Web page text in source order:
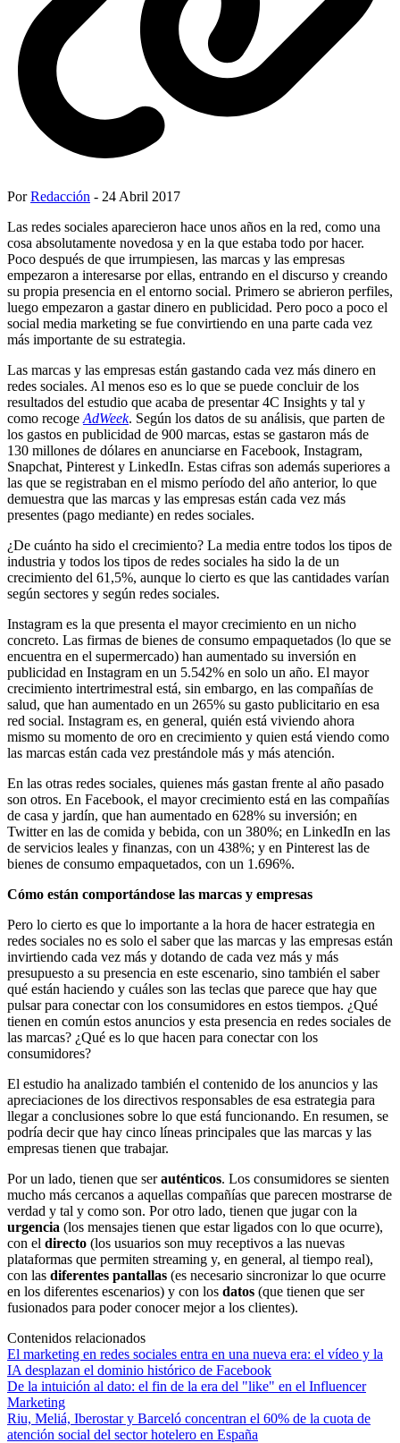
PorRedacción - 24 Abril 2017
Las redes sociales aparecieron hace unos años en la red, como una
cosa absolutamente novedosa y en la que estaba todo por hacer.
Poco después de que irrumpiesen, las marcas y las empresas
empezaron a interesarse por ellas, entrando en el discurso y creando
su propia presencia en el entorno social. Primero se abrieron perfiles,
luego empezaron a gastar dinero en publicidad. Pero poco a poco el
social media marketing se fue convirtiendo en una parte cada vez
más importante de su estrategia.
Las marcas y las empresas están gastando cada vez más dinero en
redes sociales. Al menos eso es lo que se puede concluir de los
resultados del estudio que acaba de presentar 4C Insights y tal y
como recoge AdWeek. Según los datos de su análisis, que parten de
los gastos en publicidad de 900 marcas, estas se gastaron más de
130 millones de dólares en anunciarse en Facebook, Instagram,
Snapchat, Pinterest y LinkedIn. Estas cifras son además superiores a
las que se registraban en el mismo período del año anterior, lo que
demuestra que las marcas y las empresas están cada vez más
presentes (pago mediante) en redes sociales.
¿De cuánto ha sido el crecimiento? La media entre todos los tipos de
industria y todos los tipos de redes sociales ha sido la de un
crecimiento del 61,5%, aunque lo cierto es que las cantidades varían
según sectores y según redes sociales.
Instagram es la que presenta el mayor crecimiento en un nicho
concreto. Las firmas de bienes de consumo empaquetados (lo que se
encuentra en el supermercado) han aumentado su inversión en
publicidad en Instagram en un 5.542% en solo un año. El mayor
crecimiento intertrimestral está, sin embargo, en las compañías de
salud, que han aumentado en un 265% su gasto publicitario en esa
red social. Instagram es, en general, quién está viviendo ahora
mismo su momento de oro en crecimiento y quien está viendo como
las marcas están cada vez prestándole más y más atención.
En las otras redes sociales, quienes más gastan frente al año pasado
son otros. En Facebook, el mayor crecimiento está en las compañías
de casa y jardín, que han aumentado en 628% su inversión; en
Twitter en las de comida y bebida, con un 380%; en LinkedIn en las
de servicios leales y finanzas, con un 438%; y en Pinterest las de
bienes de consumo empaquetados, con un 1.696%.
Cómo están comportándose las marcas y empresas
Pero lo cierto es que lo importante a la hora de hacer estrategia en
redes sociales no es solo el saber que las marcas y las empresas están
invirtiendo cada vez más y dotando de cada vez más y más
presupuesto a su presencia en este escenario, sino también el saber
qué están haciendo y cuáles son las teclas que parece que hay que
pulsar para conectar con los consumidores en estos tiempos. ¿Qué
tienen en común estos anuncios y esta presencia en redes sociales de
las marcas? ¿Qué es lo que hacen para conectar con los
consumidores?
El estudio ha analizado también el contenido de los anuncios y las
apreciaciones de los directivos responsables de esa estrategia para
llegar a conclusiones sobre lo que está funcionando. En resumen, se
podría decir que hay cinco líneas principales que las marcas y las
empresas tienen que trabajar.
Por un lado, tienen que serauténticos. Los consumidores se sienten
mucho más cercanos a aquellas compañías que parecen mostrarse de
verdad y tal y como son. Por otro lado, tienen que jugar con la
urgencia (los mensajes tienen que estar ligados con lo que ocurre),
con el directo (los usuarios son muy receptivos a las nuevas
plataformas que permiten streaming y, en general, al tiempo real),
con las diferentes pantallas (es necesario sincronizar lo que ocurre
en los diferentes escenarios) y con los datos (que tienen que ser
fusionados para poder conocer mejor a los clientes).
Contenidos relacionados
El marketing en redes sociales entra en una nueva era: el vídeo y la
IA desplazan el dominio histórico de Facebook
De la intuición al dato: el fin de la era del "like" en el Influencer
Marketing
Riu, Meliá, Iberostar y Barceló concentran el 60% de la cuota de
atención social del sector hotelero en España